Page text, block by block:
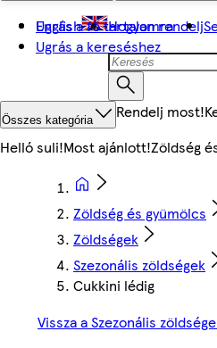
Ugrás a fő tartalomra
Ugrás a kereséshez
English Hogyan rendelj
Összes kategória Rendelj most!
Helló suli!Most ajánlott!Zöldség
Zöldség és gyümölcs
Zöldségek
Szezonális zöldségek
Cukkini lédig
Vissza a Szezonális